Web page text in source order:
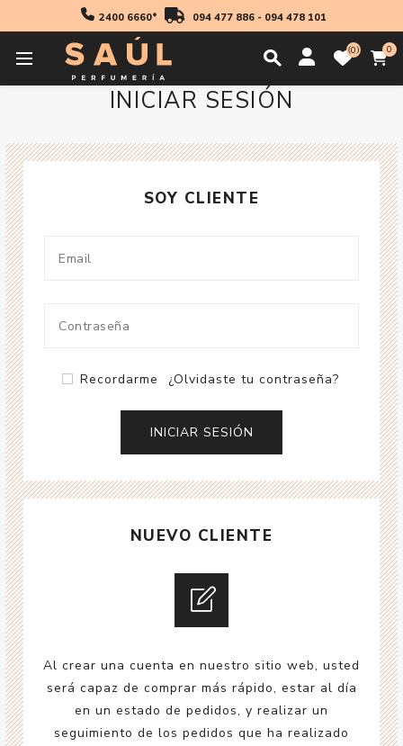
2400 6660* 094 477 886- 094 478 101
0 0
INICIAR SESIÓN
SOY CLIENTE
Recordarme ¿Olvidaste tu contraseña?
NUEVO CLIENTE
Al crear una cuenta en nuestro sitio web, usted
será capaz de comprar más rápido, estar al día
en un estado de pedidos, y realizar un
seguimiento de los pedidos que ha realizado